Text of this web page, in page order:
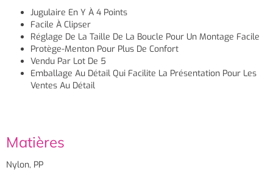
Jugulaire En Y À 4 Points
Facile À Clipser
Réglage De La Taille De La Boucle Pour Un Montage Facile
Protège-Menton Pour Plus De Confort
Vendu Par Lot De 5
Emballage Au Détail Qui Facilite La Présentation Pour Les
Ventes Au Détail
Matières
Nylon, PP